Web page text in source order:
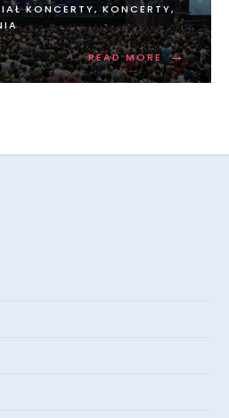
KONCERTY,KONCERTY,
READ MORE →